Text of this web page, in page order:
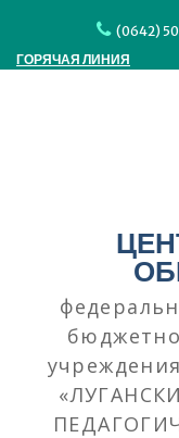
содержимому
(0642)
ГОРЯЧАЯ ЛИНИЯ